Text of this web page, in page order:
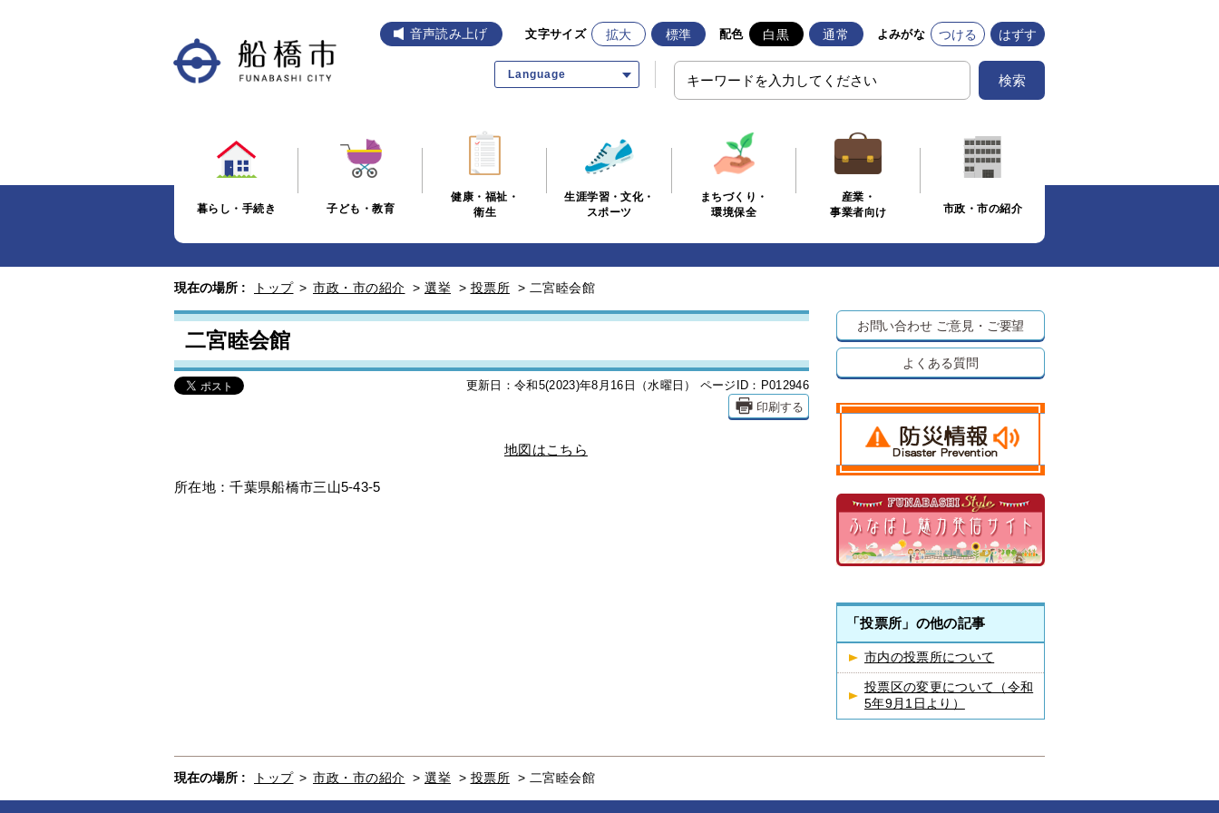
音声読み上げ 文字サイズ 拡大 標準 配色 白黒 通常 よみがな つける はずす
Language 検索
暮らし・手続き 子ども・教育
健康・福祉・
衛生
生涯学習・文化・
スポーツ
まちづくり・
環境保全
産業・
事業者向け
市政・市の紹介
現在の場所 : トップ > 市政・市の紹介 > 選挙 > 投票所 > 二宮睦会館
二宮睦会館
更新日：令和5(2023)年8月16日（水曜日） ページID：P012946
印刷する
地図はこちら
所在地：千葉県船橋市三山5-43-5
お問い合わせ ご意見・ご要望
よくある質問
「投票所」の他の記事
市内の投票所について
投票区の変更について（令和
5年9月1日より）
現在の場所 : トップ > 市政・市の紹介 > 選挙 > 投票所 > 二宮睦会館